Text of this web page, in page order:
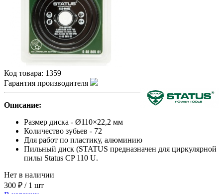
Код товара: 1359
Гарантия производителя
Описание:
Размер диска - Ø110×22,2 мм
Количество зубьев - 72
Для работ по пластику, алюминию
Пильный диск (STATUS предназначен для циркулярной
пилы Status CP 110 U.
Нет в наличии
300 ₽ / 1 шт